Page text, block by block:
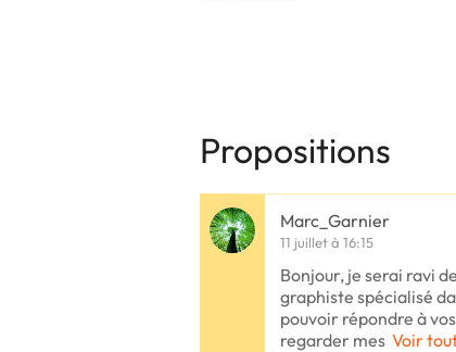
Propositions
Marc_Garnier
11 juillet à 16:15
Bonjour, je serai ravi
graphiste spécialisé
pouvoir répondre à
regarder mes Voir